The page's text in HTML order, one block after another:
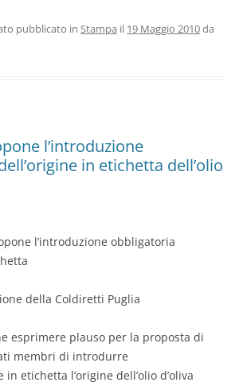
pubblicato in Stampa il 19 Maggio 2010da
l’introduzione
in etichetta dell’olio
l’introduzione obbligatoria
della Coldiretti Puglia
esprimere plauso per la proposta di
membri di introdurre
etichetta l’origine dell’olio d’oliva